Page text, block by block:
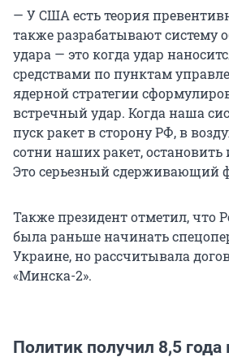
— У США есть теория
также разрабатывают систему
удара — это когда удар
средствами по пунктам
ядерной стратегии
встречный удар. Когда наша
пуск ракет в сторону РФ, в
сотни наших ракет,
Это серьезный сдерживающий
Также президент отметил, что
была раньше начинать
Украине, но рассчитывала
«Минска-2».
Политик получил 8,5 года